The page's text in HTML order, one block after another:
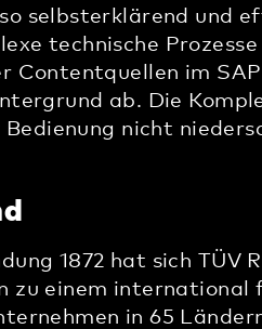
selbsterklärend und
technische
Contentquellen im
ab. Die
nicht
1872 hat sich TÜV
zu einem
in 65